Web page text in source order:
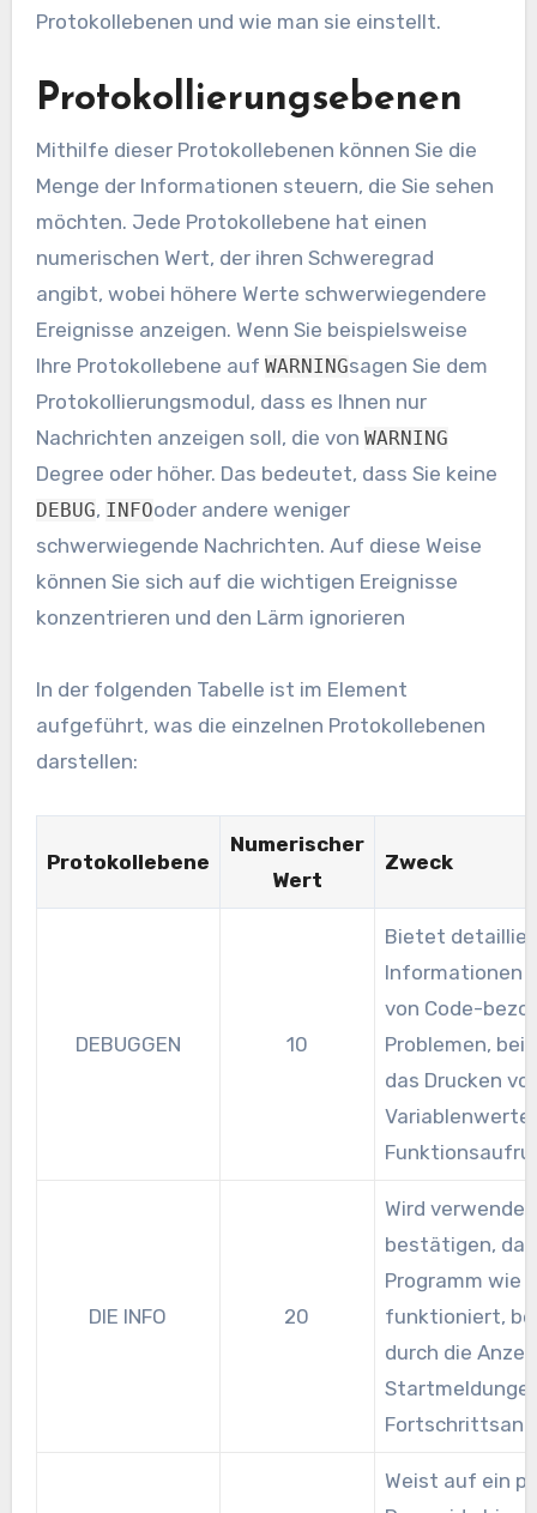
Protokollebenen und wie man sie einstellt.
Protokollierungsebenen
Mithilfe dieser Protokollebenen können Sie die
Menge der Informationen steuern, die Sie sehen
möchten. Jede Protokollebene hat einen
numerischen Wert, der ihren Schweregrad
angibt, wobei höhere Werte schwerwiegendere
Ereignisse anzeigen. Wenn Sie beispielsweise
Ihre Protokollebene auf WARNINGsagen Sie dem
Protokollierungsmodul, dass es Ihnen nur
Nachrichten anzeigen soll, die von WARNING
Degree oder höher. Das bedeutet, dass Sie keine
DEBUG, INFOoder andere weniger
schwerwiegende Nachrichten. Auf diese Weise
können Sie sich auf die wichtigen Ereignisse
konzentrieren und den Lärm ignorieren
In der folgenden Tabelle ist im Element
aufgeführt, was die einzelnen Protokollebenen
darstellen:
Protokollebene
Numerischer
Wert
Zweck
DEBUGGEN 10
Bietet
Informationen
von Code-
Problemen,
das Drucken
DIE INFO 20
Wird
bestätigen,
Programm wie
funktioniert,
durch die
Weist auf ein